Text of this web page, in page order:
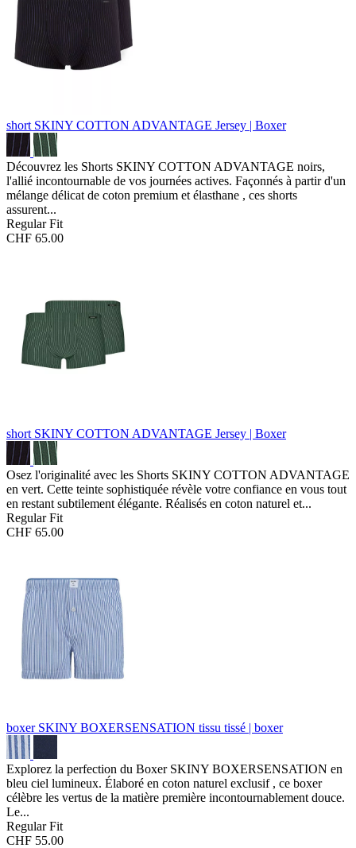
short SKINY COTTON ADVANTAGE Jersey | Boxer
Découvrez les Shorts SKINY COTTON ADVANTAGE noirs,
l'allié incontournable de vos journées actives. Façonnés à partir d'un
mélange délicat de coton premium et élasthane , ces shorts
assurent...
Regular Fit
CHF 65.00
short SKINY COTTON ADVANTAGE Jersey | Boxer
Osez l'originalité avec les Shorts SKINY COTTON ADVANTAGE
en vert. Cette teinte sophistiquée révèle votre confiance en vous tout
en restant subtilement élégante. Réalisés en coton naturel et...
Regular Fit
CHF 65.00
boxer SKINY BOXERSENSATION tissu tissé | boxer
Explorez la perfection du Boxer SKINY BOXERSENSATION en
bleu ciel lumineux. Élaboré en coton naturel exclusif , ce boxer
célèbre les vertus de la matière première incontournablement douce.
Le...
Regular Fit
CHF 55.00